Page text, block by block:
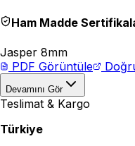
Ham Madde
Jasper 8mm
PDF Görüntüle
Devamını Gör
Teslimat & Kargo
Türkiye